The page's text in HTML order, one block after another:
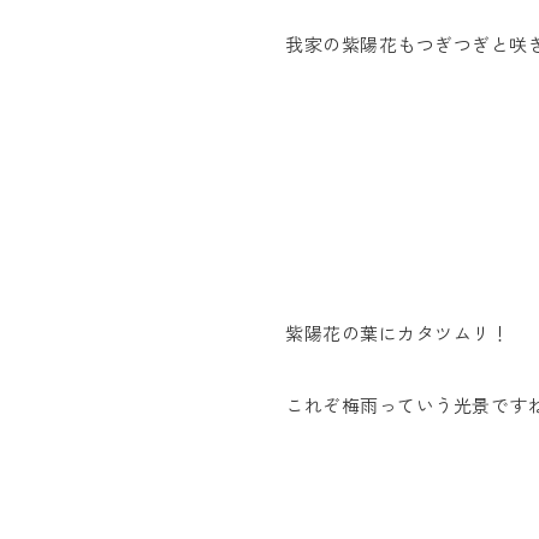
我家の紫陽花もつぎつぎと咲
紫陽花の葉にカタツムリ！
これぞ梅雨っていう光景です